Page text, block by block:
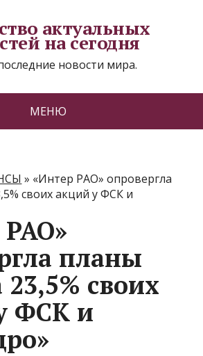
актуальных
на сегодня
новости мира.
МЕНЮ
» «Интер РАО» опровергла
своих акций у ФСК и
планы
своих
ФСК и